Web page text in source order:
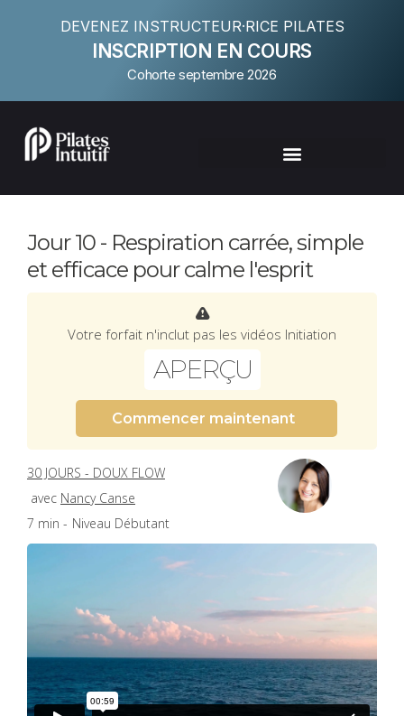
DEVENEZ INSTRUCTEUR·RICE PILATES
INSCRIPTION EN COURS
Cohorte septembre 2026
Jour 10 - Respiration carrée, simple
et efficace pour calme l'esprit
Votre forfait n'inclut pas les vidéos Initiation
APERÇU
Commencer maintenant
30 JOURS - DOUX FLOW
avec Nancy Canse
7 min - Niveau Débutant